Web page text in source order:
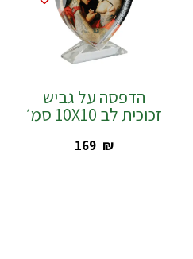
הדפסה על גביש
זכוכית לב 10X10 סמ׳
‎169 ₪